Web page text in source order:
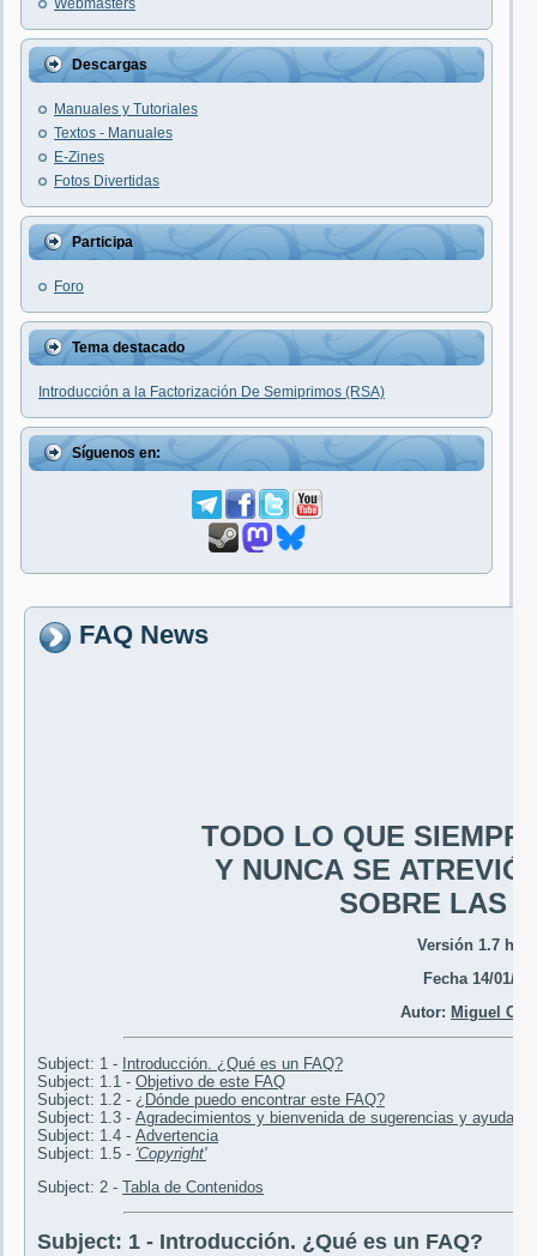
Webmasters
Descargas
Manuales y Tutoriales
Textos - Manuales
E-Zines
Fotos Divertidas
Participa
Foro
Tema destacado
Introducción a la Factorización De Semiprimos (RSA)
Síguenos en:
FAQ News
TODO LO QUE
Y NUNCA SE ATREVIÓ
SOBRE LAS
Versión 1.7 html
Fecha 14/01/98
Autor: Miguel
Subject: 1 - Introducción. ¿Qué es un FAQ?
Subject: 1.1 - Objetivo de este FAQ
Subject: 1.2 - ¿Dónde puedo encontrar este FAQ?
Subject: 1.3 - Agradecimientos y bienvenida de sugerencias y ayudas.
Subject: 1.4 - Advertencia
Subject: 1.5 - 'Copyright'
Subject: 2 - Tabla de Contenidos
Subject: 1 - Introducción. ¿Qué es un FAQ?